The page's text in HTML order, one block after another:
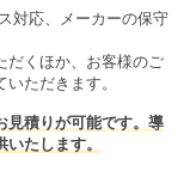
対応、メーカーの保守
だくほか、お客様のご
ただきます。
見積りが可能です。導
たします。